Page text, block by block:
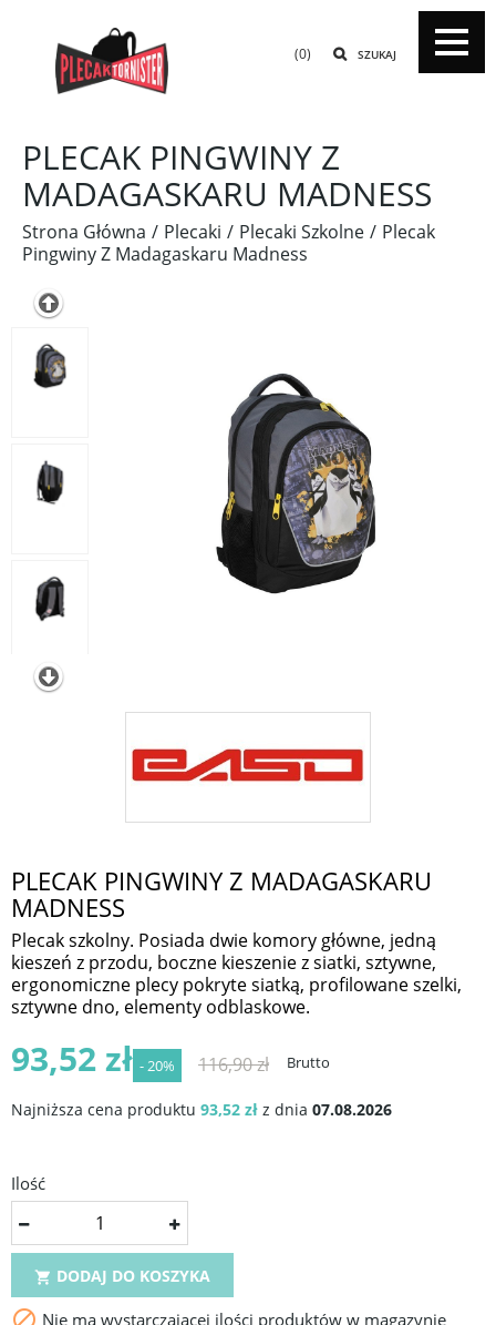
SZUKAJ
(0)
PLECAK PINGWINY Z
MADAGASKARU MADNESS
Strona Główna Plecaki Plecaki Szkolne
Plecak
Pingwiny Z Madagaskaru Madness
PLECAK PINGWINY Z MADAGASKARU
MADNESS
Plecak szkolny. Posiada dwie komory główne, jedną
kieszeń z przodu, boczne kieszenie z siatki, sztywne,
ergonomiczne plecy pokryte siatką, profilowane szelki,
sztywne dno, elementy odblaskowe.
93,52 zł - 20% 116,90 zł Brutto
Najniższa cena produktu 93,52 zł z dnia 07.08.2026
Ilość
 DODAJ DO KOSZYKA
Nie ma wystarczającej ilości produktów w magazynie